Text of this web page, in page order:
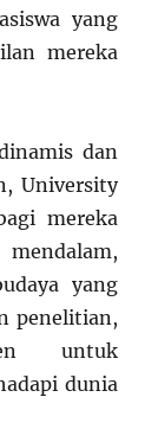
yang
mereka
dan
University
mereka
yang
penelitian,
untuk
dunia